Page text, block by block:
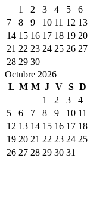
1
2 3 4 5
6
7
8 9 10 11 12 13
14 15 16 17 18 19 20
21 22 23 24 25 26 27
28 29 30
Octubre 2026
L M M J V S D
1
2 3
4
5
6 7 8 9 10 11
12 13 14 15 16 17 18
19 20 21 22 23 24 25
26 27 28 29 30 31